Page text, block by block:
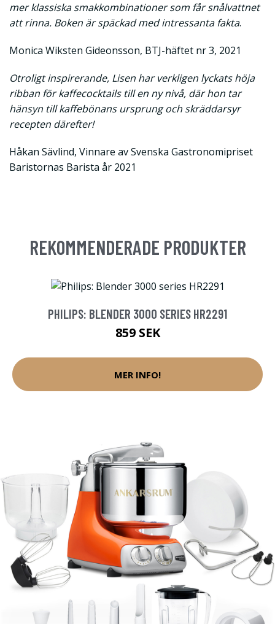
mer klassiska smakkombinationer som får snålvattnet
att rinna. Boken är späckad med intressanta fakta.
Monica Wiksten Gideonsson, BTJ-häftet nr 3, 2021
Otroligt inspirerande, Lisen har verkligen lyckats höja
ribban för kaffecocktails till en ny nivå, där hon tar
hänsyn till kaffebönans ursprung och skräddarsyr
recepten därefter!
Håkan Sävlind, Vinnare av Svenska Gastronomipriset
Baristornas Barista år 2021
REKOMMENDERADE PRODUKTER
PHILIPS: BLENDER 3000 SERIES HR2291
859 SEK
MER INFO!